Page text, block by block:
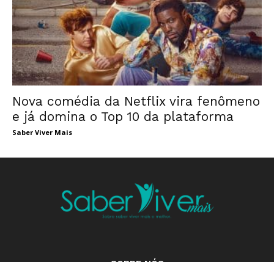
Nova comédia da Netflix vira fenômeno
e já domina o Top 10 da plataforma
Saber Viver Mais